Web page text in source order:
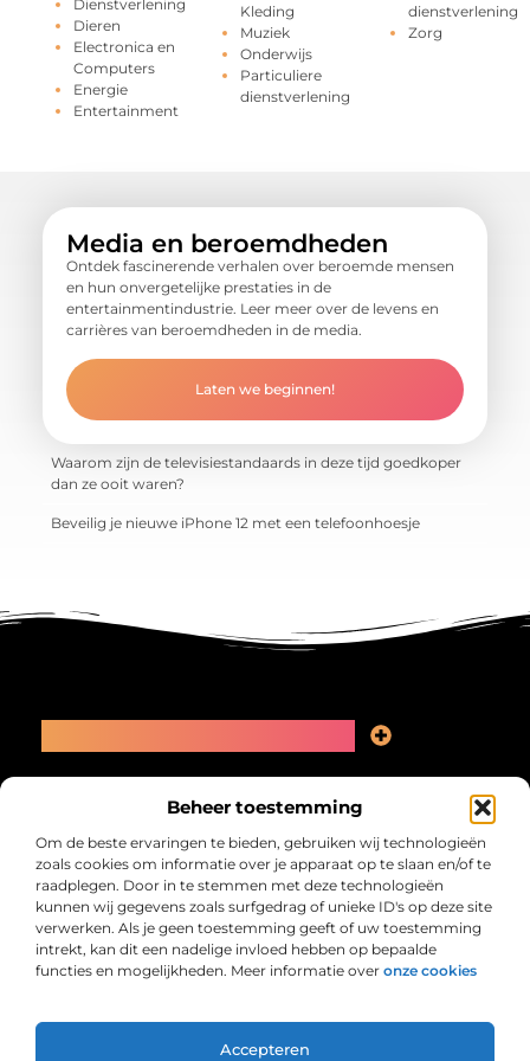
Beheer toestemming
Om de beste ervaringen te bieden, gebruiken wij technologieën
zoals cookies om informatie over je apparaat op te slaan en/of te
raadplegen. Door in te stemmen met deze technologieën
kunnen wij gegevens zoals surfgedrag of unieke ID's op deze site
verwerken. Als je geen toestemming geeft of uw toestemming
intrekt, kan dit een nadelige invloed hebben op bepaalde
functies en mogelijkheden. Meer informatie over onze cookies
Accepteren
Dienstverlening
Dieren
Electronica en
Computers
Energie
Entertainment
Kleding
Muziek
Onderwijs
Particuliere
dienstverlening
dienstverlening
Zorg
Media en beroemdheden
Ontdek fascinerende verhalen over beroemde mensen
en hun onvergetelijke prestaties in de
entertainmentindustrie. Leer meer over de levens en
carrières van beroemdheden in de media.
Laten we beginnen!
Waarom zijn de televisiestandaards in deze tijd goedkoper
dan ze ooit waren?
Beveilig je nieuwe iPhone 12 met een telefoonhoesje
Collectiefrima.nl – Jouw verzameling van
Ontdek blogs en artikelen over alles wat het dagelijks leven boeiend
maakt.